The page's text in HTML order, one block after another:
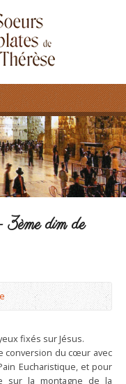
dim de
fixés sur Jésus.
conversion du cœur avec
Eucharistique, et pour
sur la montagne de la